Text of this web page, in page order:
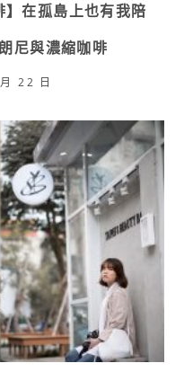
】在孤島上也有我陪
尼與濃縮咖啡
22 日